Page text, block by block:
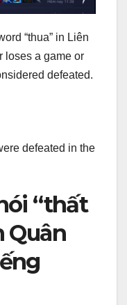
“thua” in Liên
loses a game or
defeated.
defeated in the
“thất
Quân